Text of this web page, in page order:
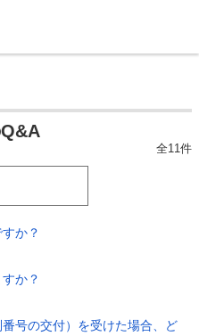
全11件
か？
か？
号の交付）を受けた場合、ど